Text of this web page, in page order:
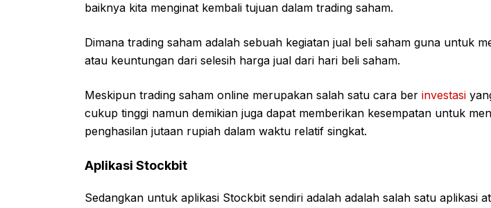
baiknya kita menginat kembali tujuan dalam trading saham.
Dimana trading saham adalah sebuah kegiatan jual beli saham guna untuk
atau keuntungan dari selesih harga jual dari hari beli saham.
Meskipun trading saham online merupakan salah satu cara ber investasi
cukup tinggi namun demikian juga dapat memberikan kesempatan untuk
penghasilan jutaan rupiah dalam waktu relatif singkat.
Aplikasi Stockbit
Sedangkan untuk aplikasi Stockbit sendiri adalah adalah salah satu aplikasi